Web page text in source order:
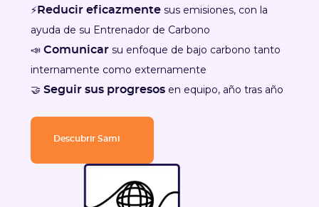
⚡Reducir eficazmentesus emisiones, con la
ayuda de su Entrenador de Carbono
📣 Comunicarsu enfoque de bajo carbono tanto
internamente como externamente
🤝 Seguir sus progresosen equipo, año tras año
Descubrir Sami